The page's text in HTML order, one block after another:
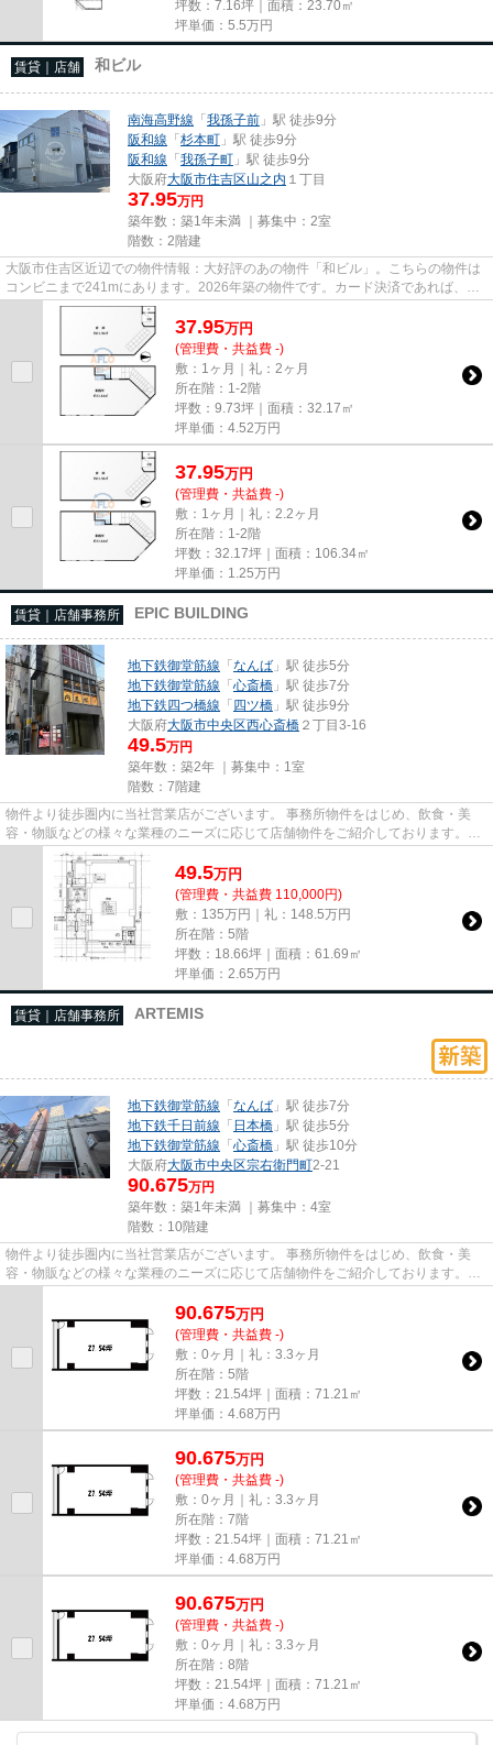
坪数：7.16坪｜面積：23.70㎡
坪単価： 5.5万円
賃貸｜店舗 和ビル
南海高野線 「我孫子前 」駅 徒歩9分
阪和線 「杉本町 」駅 徒歩9分
阪和線 「我孫子町 」駅 徒歩9分
大阪府大阪市住吉区山之内 １丁目
37.95万円
築年数：築1年未満 ｜募集中： 2室
階数：2階建
大阪市住吉区近辺での物件情報：大好評のあの物件「和ビル」。こちらの物件は
コンビニまで241mにあります。2026年築の物件です。カード決済であれば、現
金が手元になくてもお支払いで...
37.95万円
(管理費・共益費 -)
敷：1ヶ月｜礼：2ヶ月
所在階：1-2階
坪数：9.73坪｜面積：32.17㎡
坪単価： 4.52万円
37.95万円
(管理費・共益費 -)
敷：1ヶ月｜礼：2.2ヶ月
所在階：1-2階
坪数：32.17坪｜面積：106.34㎡
坪単価： 1.25万円
賃貸｜店舗事務所 EPIC BUILDING
地下鉄御堂筋線 「なんば 」駅 徒歩5分
地下鉄御堂筋線 「心斎橋 」駅 徒歩7分
地下鉄四つ橋線 「四ツ橋 」駅 徒歩9分
大阪府大阪市中央区西心斎橋 ２丁目3-16
49.5万円
築年数：築2年 ｜募集中： 1室
階数：7階建
物件より徒歩圏内に当社営業店がございます。 事務所物件をはじめ、飲食・美
容・物販などの様々な業種のニーズに応じて店舗物件をご紹介しております。
尚、弊社ではおとり広告は一切...
49.5万円
(管理費・共益費 110,000円)
敷：135万円｜礼：148.5万円
所在階：5階
坪数：18.66坪｜面積：61.69㎡
坪単価： 2.65万円
賃貸｜店舗事務所 ARTEMIS
地下鉄御堂筋線 「なんば 」駅 徒歩7分
地下鉄千日前線 「 日本橋 」駅 徒歩5分
地下鉄御堂筋線 「心斎橋 」駅 徒歩10分
大阪府大阪市中央区宗右衛門町2-21
90.675万円
築年数：築1年未満 ｜募集中： 4室
階数：10階建
物件より徒歩圏内に当社営業店がございます。 事務所物件をはじめ、飲食・美
容・物販などの様々な業種のニーズに応じて店舗物件をご紹介しております。
尚、弊社ではおとり広告は一切...
90.675万円
(管理費・共益費 -)
敷：0ヶ月｜礼：3.3ヶ月
所在階：5階
坪数：21.54坪｜面積：71.21㎡
坪単価： 4.68万円
90.675万円
(管理費・共益費 -)
敷：0ヶ月｜礼：3.3ヶ月
所在階：7階
坪数：21.54坪｜面積：71.21㎡
坪単価： 4.68万円
90.675万円
(管理費・共益費 -)
敷：0ヶ月｜礼：3.3ヶ月
所在階：8階
坪数：21.54坪｜面積：71.21㎡
坪単価： 4.68万円